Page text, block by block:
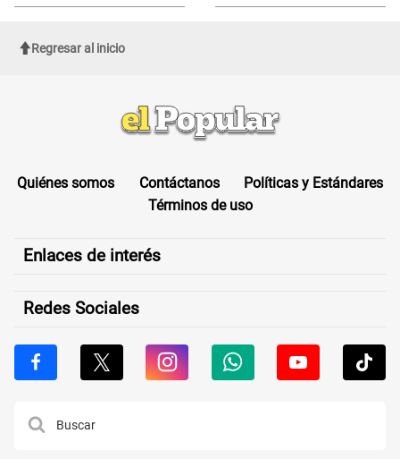
y DEPORTACIONES a estos
Regresar al inicio
Quiénes somos Contáctanos
Políticas y Estándares
Términos de uso
Enlaces de interés
Redes Sociales